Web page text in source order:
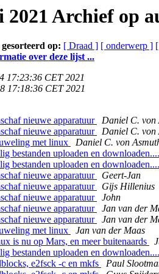
Archief op
op: [ Draad ] [ onderwerp ]
over deze lijst ...
17:23:36 CET 2021
17:18:36 CET 2021
nieuwe apparatuur
Daniel C. von
nieuwe apparatuur
Daniel C. von
met linux
Daniel C. von
bestanden uploaden en downloaden....
bestanden uploaden en downloaden....
nieuwe apparatuur
Geert-Jan
nieuwe apparatuur
Gĳs Hillenius
nieuwe apparatuur
John
nieuwe apparatuur
Jan van der
nieuwe apparatuur
Jan van der
met linux
Jan van der Maas
is nu op Mars, en meer buitenaards
bestanden uploaden en downloaden....
e2fsck -c en mkfs
Paul